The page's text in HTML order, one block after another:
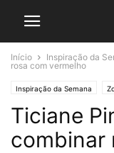
Início Inspiração da
rosa com vermelho
Inspiração da Semana
Ticiane
combinar